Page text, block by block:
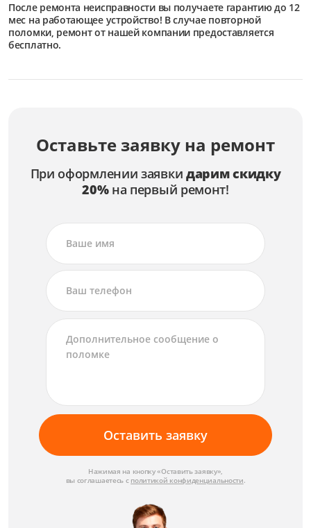
После ремонта неисправности вы получаете гарантию до 12
мес на работающее устройство! В случае повторной
поломки, ремонт от нашей компании предоставляется
бесплатно.
Оставьте заявку на ремонт
При оформлении заявки дарим скидку
20%на первый ремонт!
Оставить заявку
Нажимая на кнопку «Оставить заявку»,
вы соглашаетесь с политикой конфиденциальности.